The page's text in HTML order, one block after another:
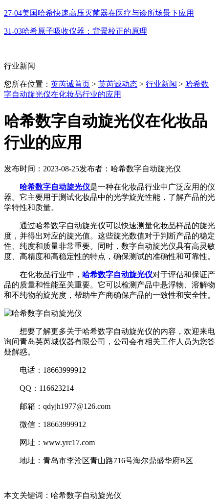
27-04美国哈希快速高压灭菌器在医疗与诊所场景下应用
31-03哈希原子吸收仪器：背景校正的原理
行业新闻
您所在位置： 英芮诚首页 > 英芮诚动态 > 行业新闻 > 哈希数
字自动旋光仪在化妆品行业的应用
哈希数字自动旋光仪在化妆品
行业的应用
发布时间：2023-08-25发布者：哈希数字自动旋光仪
哈希数字自动旋光仪是一种在化妆品行业中广泛应用的仪
器。它主要用于测试化妆品中的光学旋光性能，了解产品的光
学特性和质量。
通过哈希数字自动旋光仪可以快速测量化妆品样品的旋光
度，并得出对应的旋光值。这些旋光数值对于判断产品的稳定
性、纯度和质量非常重要。同时，数字自动旋光仪具有高灵敏
度、高精度和高稳定性的特点，确保测试的准确性和可靠性。
在化妆品行业中， 哈希数字自动旋光仪对于评估和保证产
品的质量和性能至关重要。它可以检测产品中悬浮物、溶解物
和不纯物的旋光度，帮助生产商确保产品的一致性和安全性。
想要了解更多关于哈希数字自动旋光仪的内容，欢迎来电
询问青岛英芮城仪器有限公司，公司会有相关工作人员为您答
疑解惑。
电话：18663999912
QQ：116623214
邮箱：qdyjh1977@126.com
微信：18663999912
网址：www.yrc17.com
地址：青岛市李沧区青山路716号海尔鼎盛华府B区
本文关键词：哈希数字自动旋光仪